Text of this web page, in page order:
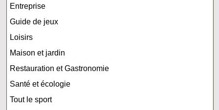
Entreprise
Guide de jeux
Loisirs
Maison et jardin
Restauration et Gastronomie
Santé et écologie
Tout le sport